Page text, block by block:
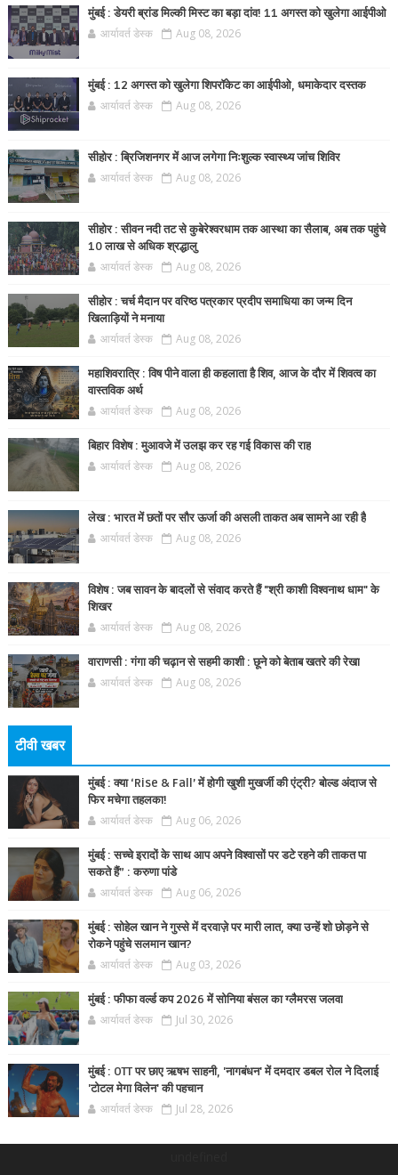
मुंबई : डेयरी ब्रांड मिल्की मिस्ट का बड़ा दांव! 11 अगस्त को खुलेगा आईपीओ
आर्यावर्त डेस्क Aug 08, 2026
मुंबई : 12 अगस्त को खुलेगा शिपरॉकेट का आईपीओ, धमाकेदार दस्तक
आर्यावर्त डेस्क Aug 08, 2026
सीहोर : ब्रिजिशनगर में आज लगेगा निःशुल्क स्वास्थ्य जांच शिविर
आर्यावर्त डेस्क Aug 08, 2026
सीहोर : सीवन नदी तट से कुबेरेश्वरधाम तक आस्था का सैलाब, अब तक पहुंचे
10 लाख से अधिक श्रद्धालु
आर्यावर्त डेस्क Aug 08, 2026
सीहोर : चर्च मैदान पर वरिष्ठ पत्रकार प्रदीप समाधिया का जन्म दिन
खिलाड़ियों ने मनाया
आर्यावर्त डेस्क Aug 08, 2026
महाशिवरात्रि : विष पीने वाला ही कहलाता है शिव, आज के दौर में शिवत्व का
वास्तविक अर्थ
आर्यावर्त डेस्क Aug 08, 2026
बिहार विशेष : मुआवजे में उलझ कर रह गई विकास की राह
आर्यावर्त डेस्क Aug 08, 2026
लेख : भारत में छतों पर सौर ऊर्जा की असली ताकत अब सामने आ रही है
आर्यावर्त डेस्क Aug 08, 2026
विशेष : जब सावन के बादलों से संवाद करते हैं "श्री काशी विश्वनाथ धाम" के
शिखर
आर्यावर्त डेस्क Aug 08, 2026
वाराणसी : गंगा की चढ़ान से सहमी काशी : छूने को बेताब खतरे की रेखा
आर्यावर्त डेस्क Aug 08, 2026
टीवी खबर
मुंबई : क्या ‘Rise & Fall’ में होगी खुशी मुखर्जी की एंट्री? बोल्ड अंदाज से
फिर मचेगा तहलका!
आर्यावर्त डेस्क Aug 06, 2026
मुंबई : सच्चे इरादों के साथ आप अपने विश्वासों पर डटे रहने की ताकत पा
सकते हैं” : करुणा पांडे
आर्यावर्त डेस्क Aug 06, 2026
मुंबई : सोहेल खान ने गुस्से में दरवाज़े पर मारी लात, क्या उन्हें शो छोड़ने से
रोकने पहुंचे सलमान खान?
आर्यावर्त डेस्क Aug 03, 2026
मुंबई : फीफा वर्ल्ड कप 2026 में सोनिया बंसल का ग्लैमरस जलवा
आर्यावर्त डेस्क Jul 30, 2026
मुंबई : OTT पर छाए ऋषभ साहनी, 'नागबंधन' में दमदार डबल रोल ने दिलाई
'टोटल मेगा विलेन' की पहचान
आर्यावर्त डेस्क Jul 28, 2026